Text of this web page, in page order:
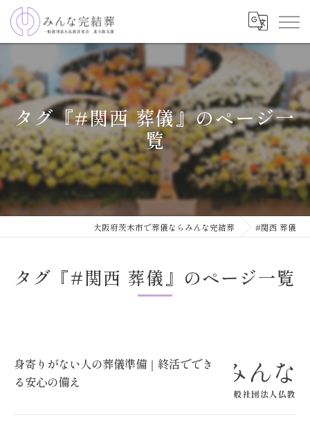
タグ『#関西 葬儀』のページ一
覧
大阪府茨木市で葬儀ならみんな完結葬 #関西 葬儀
タグ『#関西 葬儀』のページ一覧
身寄りがない人の葬儀準備｜終活ででき
る安心の備え